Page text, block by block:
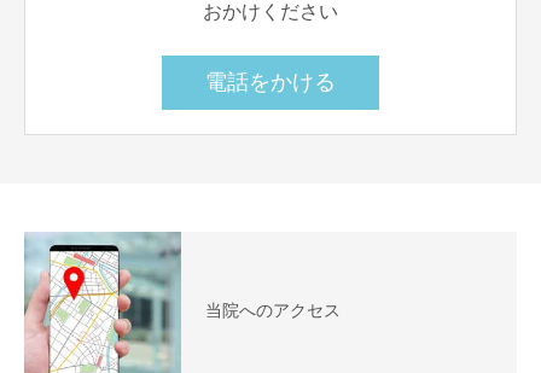
おかけください
電話をかける
当院へのアクセス